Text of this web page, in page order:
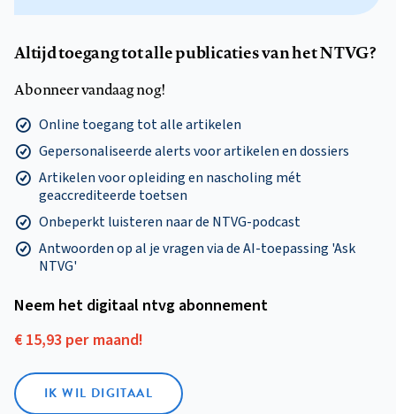
Altijd toegang tot alle publicaties van het NTVG?
Abonneer vandaag nog!
Online toegang tot alle artikelen
Gepersonaliseerde alerts voor artikelen en dossiers
Artikelen voor opleiding en nascholing mét
geaccrediteerde toetsen
Onbeperkt luisteren naar de NTVG-podcast
Antwoorden op al je vragen via de AI-toepassing 'Ask
NTVG'
Neem het digitaal ntvg abonnement
€ 15,93 per maand!
IK WIL DIGITAAL